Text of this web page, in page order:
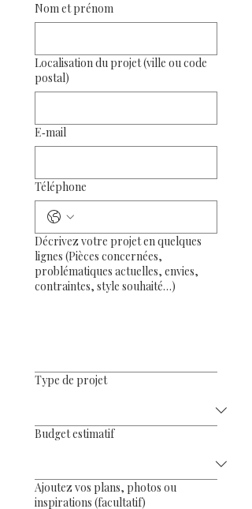
Nom et prénom
Localisation du projet (ville ou code
postal)
E‑mail
Téléphone
Décrivez votre projet en quelques
lignes (Pièces concernées,
problématiques actuelles, envies,
contraintes, style souhaité…)
Type de projet
Budget estimatif
Ajoutez vos plans, photos ou
inspirations (facultatif)